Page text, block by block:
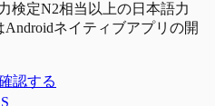
検定N2相当以上の日本語力
Androidネイティブアプリの開
認する